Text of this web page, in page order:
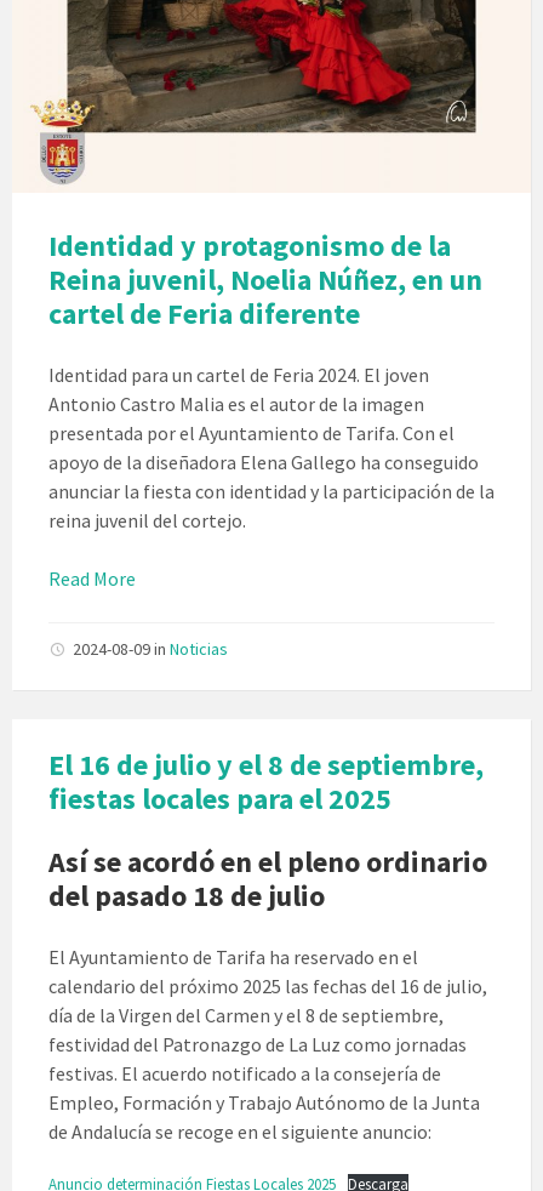
Identidad y protagonismo de la
Reina juvenil, Noelia Núñez, en un
cartel de Feria diferente
Identidad para un cartel de Feria 2024. El joven
Antonio Castro Malia es el autor de la imagen
presentada por el Ayuntamiento de Tarifa. Con el
apoyo de la diseñadora Elena Gallego ha conseguido
anunciar la fiesta con identidad y la participación de la
reina juvenil del cortejo.
Read More
2024-08-09in Noticias
El 16 de julio y el 8 de septiembre,
fiestas locales para el 2025
Así se acordó en el pleno ordinario
del pasado 18 de julio
El Ayuntamiento de Tarifa ha reservado en el
calendario del próximo 2025 las fechas del 16 de julio,
día de la Virgen del Carmen y el 8 de septiembre,
festividad del Patronazgo de La Luz como jornadas
festivas. El acuerdo notificado a la consejería de
Empleo, Formación y Trabajo Autónomo de la Junta
de Andalucía se recoge en el siguiente anuncio:
Anuncio determinación Fiestas Locales 2025 Descarga